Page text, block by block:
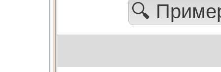
🔍